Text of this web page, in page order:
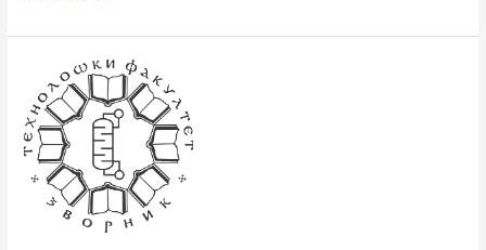
Aparatura
za
određivanje
gubitaka
cijevima